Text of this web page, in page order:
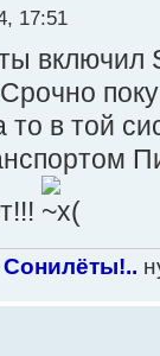
17:51
включил
в той
Сонилёты!..